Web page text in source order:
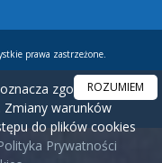
prawa zastrzeżone.
zgodę na
warunków
do plików cookies
Prywatności
ROZUMIEM